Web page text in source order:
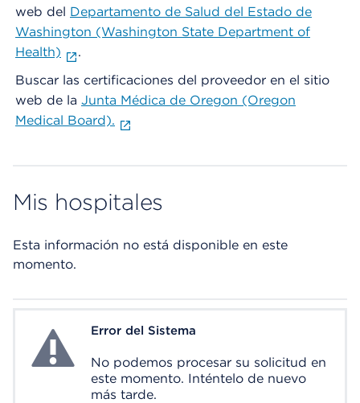
web del Departamento de Salud del Estado de
Washington (Washington State Department of
Health)
.
Buscar las certificaciones del proveedor en el sitio
web de la Junta Médica de Oregon (Oregon
Medical Board).
Mis hospitales
Esta información no está disponible en este
momento.
System ErrorError del Sistema
No podemos procesar su solicitud en
este momento. Inténtelo de nuevo
más tarde.